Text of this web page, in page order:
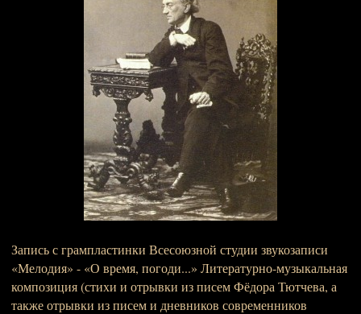
Запись с грампластинки Всесоюзной студии звукозаписи
«Мелодия» - «О время, погоди...» Литературно-музыкальная
композиция (стихи и отрывки из писем Фёдора Тютчева, а
также отрывки из писем и дневников современников